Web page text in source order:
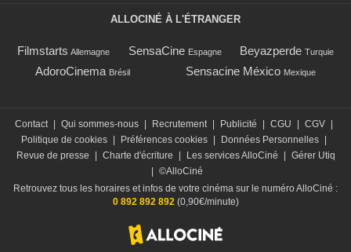
ALLOCINÉ À L'ÉTRANGER
Filmstarts Allemagne SensaCine Espagne Beyazperde Turquie
AdoroCinema Brésil Sensacine México Mexique
Contact Qui sommes-nous Recrutement Publicité CGU CGV
Politique de cookies
Préférences cookies Données Personnelles
Revue de presse
Charte d'écriture Les services AlloCiné
Gérer Utiq
©AlloCiné
Retrouvez tous les horaires et infos de votre cinéma sur le numéro AlloCiné :
0 892 892 892(0,90€/minute)